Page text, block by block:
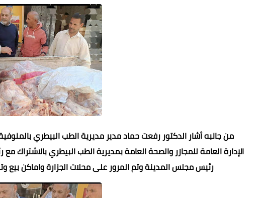
من جانبه أشار الدكتور رفعت حماد مدير مديرية الطب البيطري
الإدارة العامة للمجازر والصحة العامة بمديرية الطب البيطري
رئيس مجلس المدينة وتم المرور على محلات الجزارة واماكن بيع